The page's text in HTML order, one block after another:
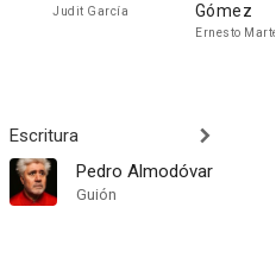
Judit García
Gómez
Ernesto
Escritura
Pedro Almodóvar
Guión